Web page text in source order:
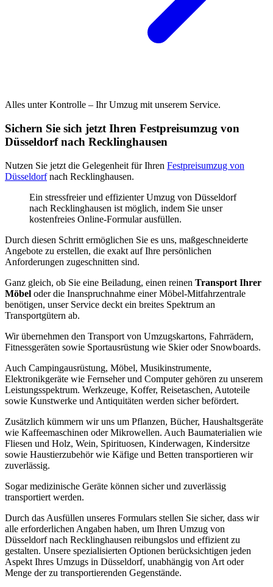
Alles unter Kontrolle – Ihr Umzug mit unserem Service.
Sichern Sie sich jetzt Ihren Festpreisumzug von
Düsseldorf nach Recklinghausen
Nutzen Sie jetzt die Gelegenheit für Ihren Festpreisumzug von
Düsseldorfnach Recklinghausen.
Ein stressfreier und effizienter Umzug von Düsseldorf
nach Recklinghausen ist möglich, indem Sie unser
kostenfreies Online-Formular ausfüllen.
Durch diesen Schritt ermöglichen Sie es uns, maßgeschneiderte
Angebote zu erstellen, die exakt auf Ihre persönlichen
Anforderungen zugeschnitten sind.
Ganz gleich, ob Sie eine Beiladung, einen reinen Transport Ihrer
Möbel oder die Inanspruchnahme einer Möbel-Mitfahrzentrale
benötigen, unser Service deckt ein breites Spektrum an
Transportgütern ab.
Wir übernehmen den Transport von Umzugskartons, Fahrrädern,
Fitnessgeräten sowie Sportausrüstung wie Skier oder Snowboards.
Auch Campingausrüstung, Möbel, Musikinstrumente,
Elektronikgeräte wie Fernseher und Computer gehören zu unserem
Leistungsspektrum. Werkzeuge, Koffer, Reisetaschen, Autoteile
sowie Kunstwerke und Antiquitäten werden sicher befördert.
Zusätzlich kümmern wir uns um Pflanzen, Bücher, Haushaltsgeräte
wie Kaffeemaschinen oder Mikrowellen. Auch Baumaterialien wie
Fliesen und Holz, Wein, Spirituosen, Kinderwagen, Kindersitze
sowie Haustierzubehör wie Käfige und Betten transportieren wir
zuverlässig.
Sogar medizinische Geräte können sicher und zuverlässig
transportiert werden.
Durch das Ausfüllen unseres Formulars stellen Sie sicher, dass wir
alle erforderlichen Angaben haben, um Ihren Umzug von
Düsseldorf nach Recklinghausen reibungslos und effizient zu
gestalten. Unsere spezialisierten Optionen berücksichtigen jeden
Aspekt Ihres Umzugs in Düsseldorf, unabhängig von Art oder
Menge der zu transportierenden Gegenstände.